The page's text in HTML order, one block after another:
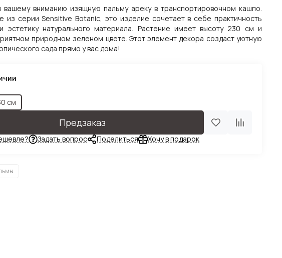
вашему вниманию изящную пальму ареку в транспортировочном кашпо.
из серии Sensitive Botanic, это изделие сочетает в себе практичность
эстетику натурального материала. Растение имеет высоту 230 см и
природном зеленом цвете. Этот элемент декора создаст уютную
сада прямо у вас дома!
см
Предзаказ
Задать вопрос Поделиться Хочу в подарок